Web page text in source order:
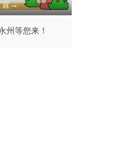
宣→
州等您来！